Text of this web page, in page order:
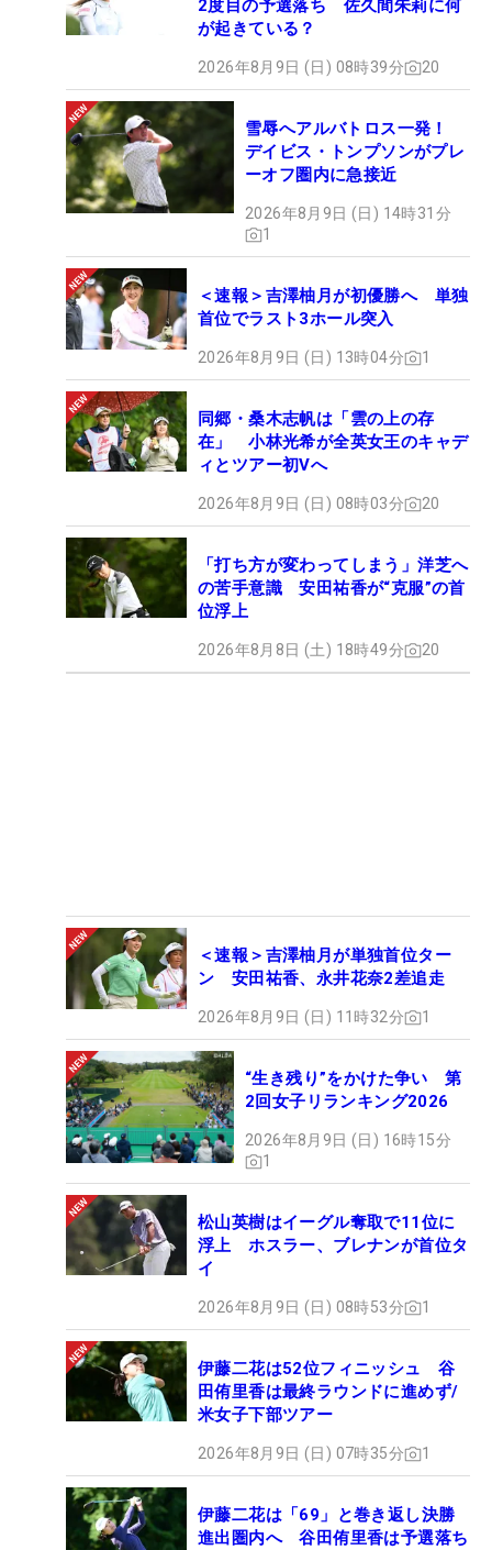
2度目の予選落ち 佐久間朱莉に何
が起きている？
2026年8月9日 (日) 08時39分 20
雪辱へアルバトロス一発！
デイビス・トンプソンがプレ
ーオフ圏内に急接近
2026年8月9日 (日) 14時31分
1
＜速報＞吉澤柚月が初優勝へ 単独
首位でラスト3ホール突入
2026年8月9日 (日) 13時04分 1
同郷・桑木志帆は「雲の上の存
在」 小林光希が全英女王のキャデ
ィとツアー初Vへ
2026年8月9日 (日) 08時03分 20
「打ち方が変わってしまう」洋芝へ
の苦手意識 安田祐香が“克服”の首
位浮上
2026年8月8日 (土) 18時49分 20
＜速報＞吉澤柚月が単独首位ター
ン 安田祐香、永井花奈2差追走
2026年8月9日 (日) 11時32分 1
“生き残り”をかけた争い 第
2回女子リランキング2026
2026年8月9日 (日) 16時15分
1
松山英樹はイーグル奪取で11位に
浮上 ホスラー、ブレナンが首位タ
イ
2026年8月9日 (日) 08時53分 1
伊藤二花は52位フィニッシュ 谷
田侑里香は最終ラウンドに進めず/
米女子下部ツアー
2026年8月9日 (日) 07時35分 1
伊藤二花は「69」と巻き返し決勝
進出圏内へ 谷田侑里香は予選落ち